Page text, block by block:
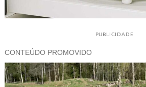
PUBLICIDADE